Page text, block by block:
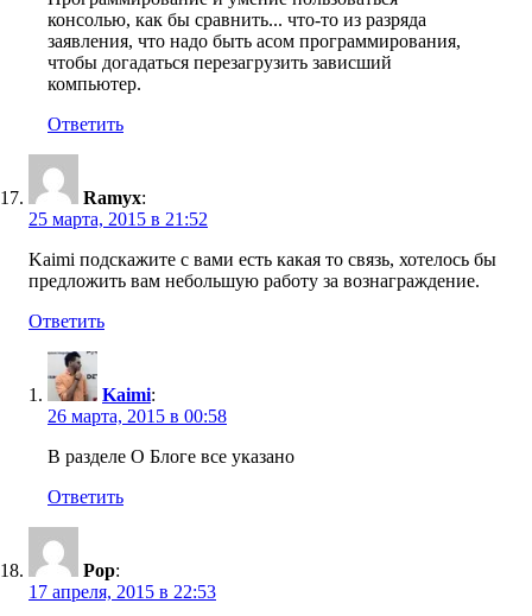
консолью, как бы сравнить... что-то из разряда
заявления, что надо быть асом программирования,
чтобы догадаться перезагрузить зависший
компьютер.
Ответить
Ramyx:
25 марта, 2015 в 21:52
Kaimi подскажите с вами есть какая то связь, хотелось бы
предложить вам небольшую работу за вознаграждение.
Ответить
Kaimi:
26 марта, 2015 в 00:58
В разделе О Блоге все указано
Ответить
Pop:
17 апреля, 2015 в 22:53